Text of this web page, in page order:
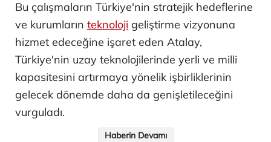
Bu çalışmaların Türkiye'nin stratejik hedeflerine
ve kurumların teknoloji geliştirme vizyonuna
hizmet edeceğine işaret eden Atalay,
Türkiye'nin uzay teknolojilerinde yerli ve milli
kapasitesini artırmaya yönelik işbirliklerinin
gelecek dönemde daha da genişletileceğini
vurguladı.
Haberin Devamı